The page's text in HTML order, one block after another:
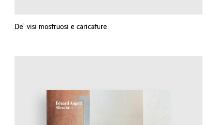
De' visi mostruosi e caricature